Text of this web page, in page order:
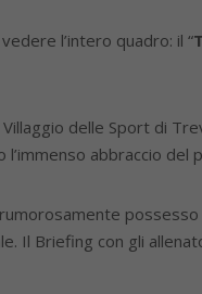
l’intero quadro: il “
delle Sport di
abbraccio del
Il Briefing con gli